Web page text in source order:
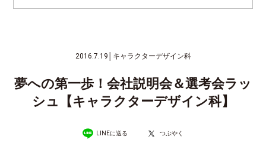
2016.7.19 キャラクターデザイン科
夢への第一歩！会社説明会＆選考会ラッ
シュ【キャラクターデザイン科】
LINEに送る つぶやく